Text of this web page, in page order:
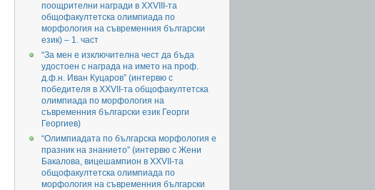
поощрителни награди в XXVIII-та
общофакултетска олимпиада по
морфология на съвременния български
език) – 1. част
“За мен е изключителна чест да бъда
удостоен с награда на името на проф.
д.ф.н. Иван Куцаров” (интервю с
победителя в XXVII-та общофакултетска
олимпиада по морфология на
съвременния български език Георги
Георгиев)
“Олимпиадата по българска морфология е
празник на знанието” (интервю с Жени
Бакалова, вицешампион в XXVII-та
общофакултетска олимпиада по
морфология на съвременния български